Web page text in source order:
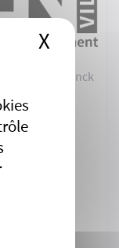
X
Franck